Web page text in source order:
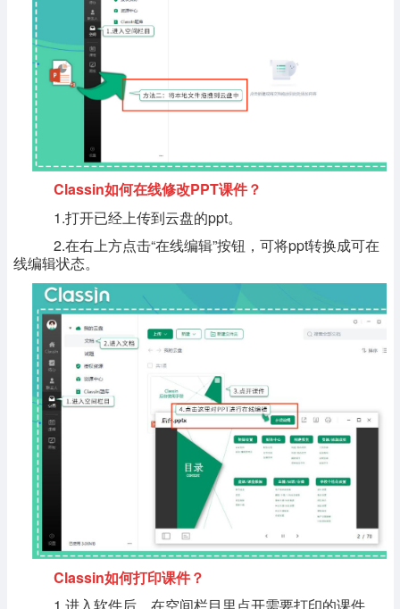
Classin如何在线修改PPT课件？
1.打开已经上传到云盘的ppt。
2.在右上方点击“在线编辑”按钮，可将ppt转换成可在
线编辑状态。
Classin如何打印课件？